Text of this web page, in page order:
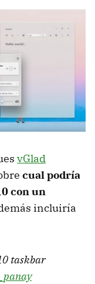
vGlad
cual podría
con un
incluiría
taskbar